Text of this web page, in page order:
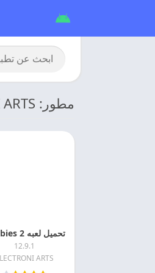
مطور: ELECTRONI ARTS
12.9.1
ARTS